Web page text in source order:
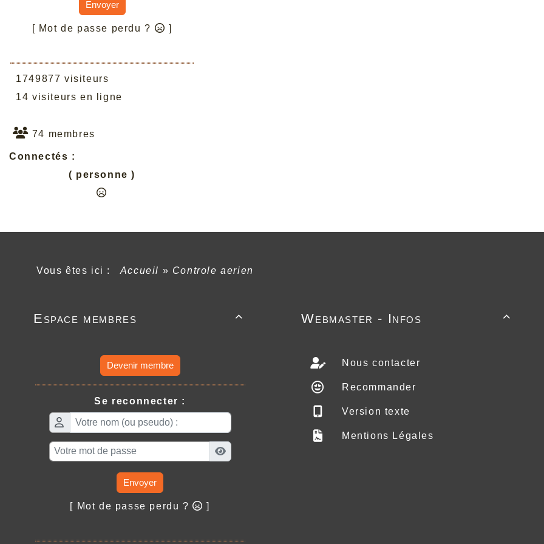
Envoyer
[ Mot de passe perdu ? ]
1749877 visiteurs
14 visiteurs en ligne
74 membres
Connectés :
( personne )
Vous êtes ici : Accueil » Controle aerien

Espace membres
Devenir membre
Se reconnecter :
Envoyer
[ Mot de passe perdu ? ]

Webmaster - Infos
Nous contacter
Recommander
Version texte
Mentions Légales